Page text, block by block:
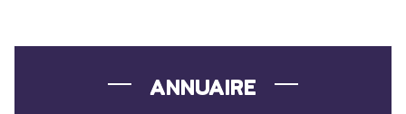
ANNUAIRE